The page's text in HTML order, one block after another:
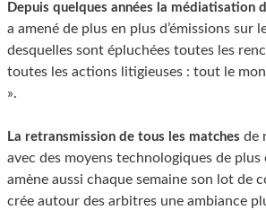
Depuis quelques années la médiatisation
a amené de plus en plus d’émissions sur
desquelles sont épluchées toutes les
toutes les actions litigieuses : tout le
».
La retransmission de tous les matches de
avec des moyens technologiques de
amène aussi chaque semaine son lot de
crée autour des arbitres une ambiance